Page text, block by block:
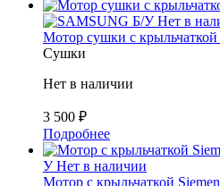
Б/У Нет в
Мотор сушки с крыльчаткой
Сушки
Нет в наличии
3 500 ₽
Подробнее
У Нет в наличии
Мотор с крыльчаткой